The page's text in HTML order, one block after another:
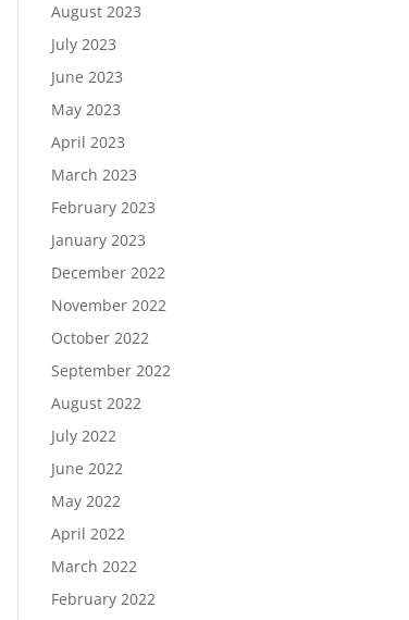
August 2023
July 2023
June 2023
May 2023
April 2023
March 2023
February 2023
January 2023
December 2022
November 2022
October 2022
September 2022
August 2022
July 2022
June 2022
May 2022
April 2022
March 2022
February 2022